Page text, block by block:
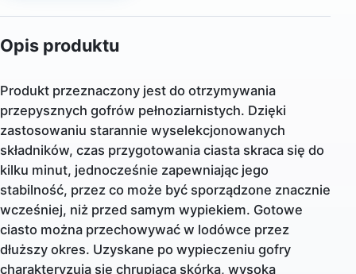
Opis produktu
Produkt przeznaczony jest do otrzymywania
przepysznych gofrów pełnoziarnistych. Dzięki
zastosowaniu starannie wyselekcjonowanych
składników, czas przygotowania ciasta skraca się do
kilku minut, jednocześnie zapewniając jego
stabilność, przez co może być sporządzone znacznie
wcześniej, niż przed samym wypiekiem. Gotowe
ciasto można przechowywać w lodówce przez
dłuższy okres. Uzyskane po wypieczeniu gofry
charakteryzują się chrupiącą skórką, wysoką